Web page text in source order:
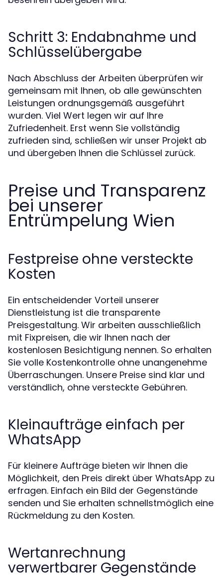
Schritt 3: Endabnahme und
Schlüsselübergabe
Nach Abschluss der Arbeiten überprüfen wir
gemeinsam mit Ihnen, ob alle gewünschten
Leistungen ordnungsgemäß ausgeführt
wurden. Viel Wert legen wir auf Ihre
Zufriedenheit. Erst wenn Sie vollständig
zufrieden sind, schließen wir unser Projekt ab
und übergeben Ihnen die Schlüssel zurück.
Preise und Transparenz
bei unserer
Entrümpelung Wien
Festpreise ohne versteckte
Kosten
Ein entscheidender Vorteil unserer
Dienstleistung ist die transparente
Preisgestaltung. Wir arbeiten ausschließlich
mit Fixpreisen, die wir Ihnen nach der
kostenlosen Besichtigung nennen. So erhalten
Sie volle Kostenkontrolle ohne unangenehme
Überraschungen. Unsere Preise sind klar und
verständlich, ohne versteckte Gebühren.
Kleinaufträge einfach per
WhatsApp
Für kleinere Aufträge bieten wir Ihnen die
Möglichkeit, den Preis direkt über WhatsApp zu
erfragen. Einfach ein Bild der Gegenstände
senden und Sie erhalten schnellstmöglich eine
Rückmeldung zu den Kosten.
Wertanrechnung
verwertbarer Gegenstände